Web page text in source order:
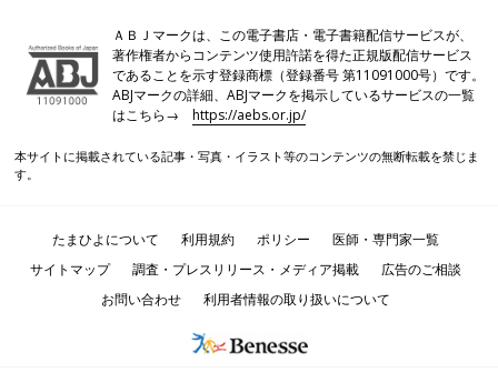
ＡＢＪマークは、この電子書店・電子書籍配信サービスが、
著作権者からコンテンツ使用許諾を得た正規版配信サービス
であることを示す登録商標（登録番号 第11091000号）です。
ABJマークの詳細、ABJマークを掲示しているサービスの一覧
はこちら→https://aebs.or.jp/
本サイトに掲載されている記事・写真・イラスト等のコンテンツの無断転載を禁じま
す。
たまひよについて 利用規約 ポリシー
医師・専門家一覧
サイトマップ
調査・プレスリリース・メディア掲載
広告のご相談
お問い合わせ
利用者情報の取り扱いについて